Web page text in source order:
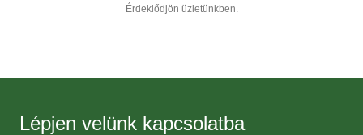
Érdeklődjön üzletünkben.
Lépjen velünk kapcsolatba